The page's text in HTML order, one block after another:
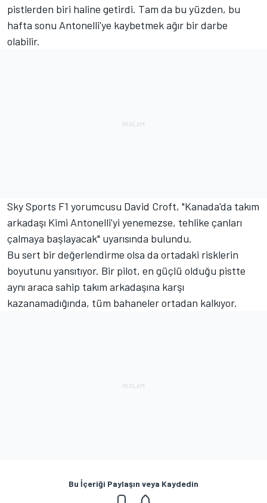
pistlerden biri haline getirdi. Tam da bu yüzden, bu
hafta sonu Antonelli'ye kaybetmek ağır bir darbe
olabilir.
Sky Sports F1 yorumcusu David Croft, "Kanada'da takım
arkadaşı Kimi Antonelli'yi yenemezse, tehlike çanları
çalmaya başlayacak" uyarısında bulundu.
Bu sert bir değerlendirme olsa da ortadaki risklerin
boyutunu yansıtıyor. Bir pilot, en güçlü olduğu pistte
aynı araca sahip takım arkadaşına karşı
kazanamadığında, tüm bahaneler ortadan kalkıyor.
Bu İçeriği Paylaşın veya Kaydedin